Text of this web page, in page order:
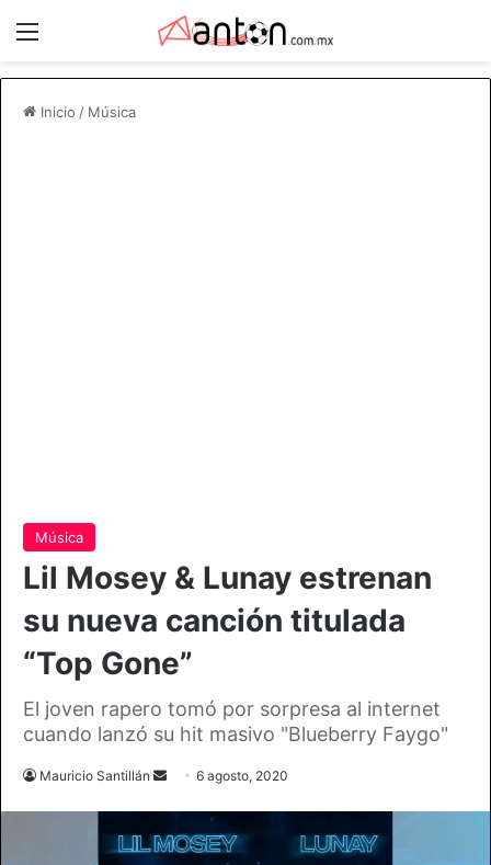
Menú
Inicio / Música
Música
Lil Mosey & Lunay estrenan
su nueva canción titulada
“Top Gone”
El joven rapero tomó por sorpresa al internet
cuando lanzó su hit masivo "Blueberry Faygo"
Mauricio Santillán
Send6 agosto, 2020